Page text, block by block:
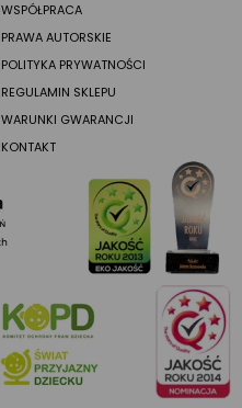
WSPÓŁPRACA
PRAWA AUTORSKIE
POLITYKA PRYWATNOŚCI
REGULAMIN SKLEPU
WARUNKI GWARANCJI
KONTAKT